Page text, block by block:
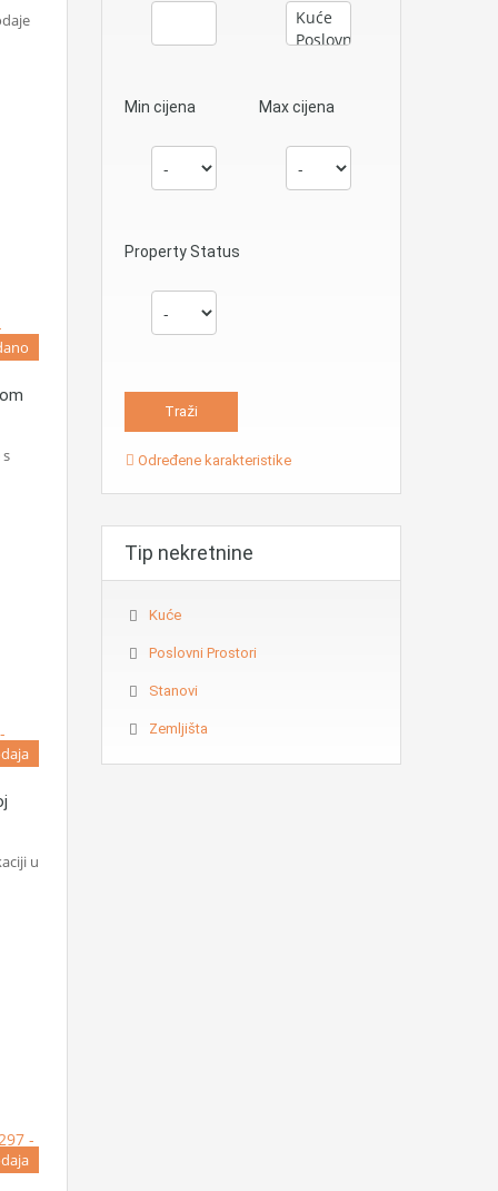
u
Min cijena Max cijena
Property Status
Određene karakteristike
Tip nekretnine
Kuće
Poslovni Prostori
Stanovi
Zemljišta